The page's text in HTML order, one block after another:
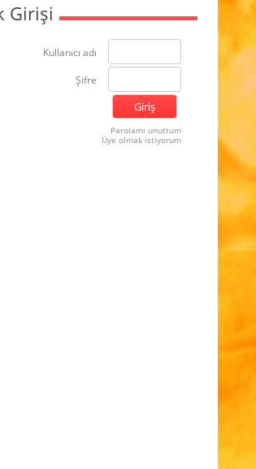
Girişi
Kullanıcı adı
Şifre
Parolamı unuttum
Üye olmak istiyorum